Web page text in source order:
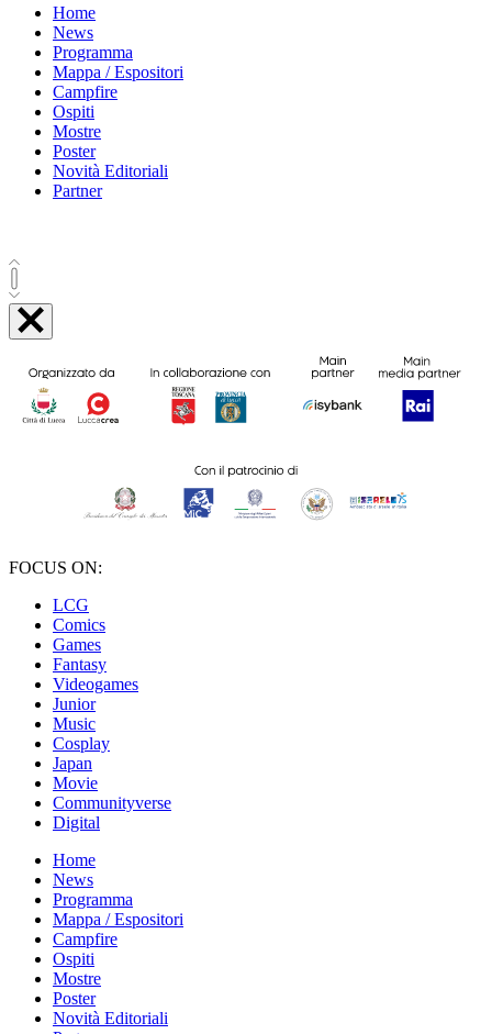
Home
News
Programma
Mappa / Espositori
Campfire
Ospiti
Mostre
Poster
Novità Editoriali
Partner
FOCUS ON:
LCG
Comics
Games
Fantasy
Videogames
Junior
Music
Cosplay
Japan
Movie
Communityverse
Digital
Home
News
Programma
Mappa / Espositori
Campfire
Ospiti
Mostre
Poster
Novità Editoriali